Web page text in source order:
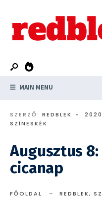
content
MAIN MENU
SZERZŐ: REDBLEK •
SZÍNESKÉK
Augusztus
cicanap
FŐOLDAL REDBLEK,